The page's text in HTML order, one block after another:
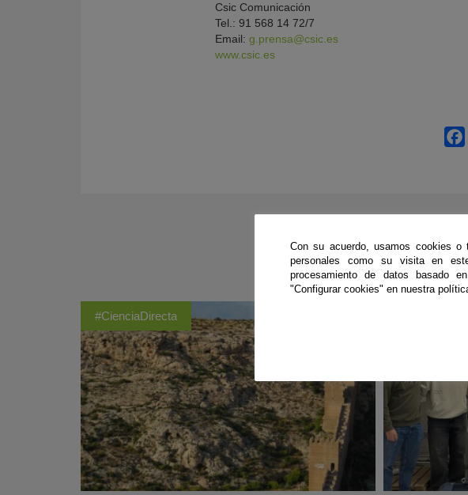
Csic Comunicación
Tel.: 91 568 14 72/7
Email: g.prensa@csic.es
www.csic.es
#CienciaDirecta
Con su acuerdo, usamos cookies o
personales como su visita en
procesamiento de datos basado
"Configurar cookies" en nuestra